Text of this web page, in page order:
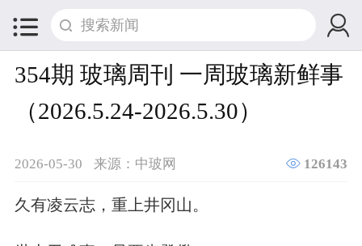
 
354期 玻璃周刊 一周玻璃新鲜事
（2026.5.24-2026.5.30）
2026-05-30 来源：中玻网  126143
久有凌云志，重上井冈山。